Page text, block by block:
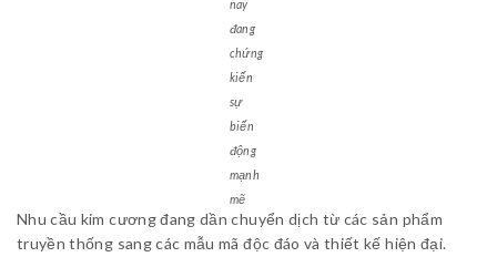
nay
đang
chứng
kiến
sự
biến
động
mạnh
mẽ
Nhu cầu kim cương đang dần chuyển dịch từ các sản phẩm
truyền thống sang các mẫu mã độc đáo và thiết kế hiện đại.